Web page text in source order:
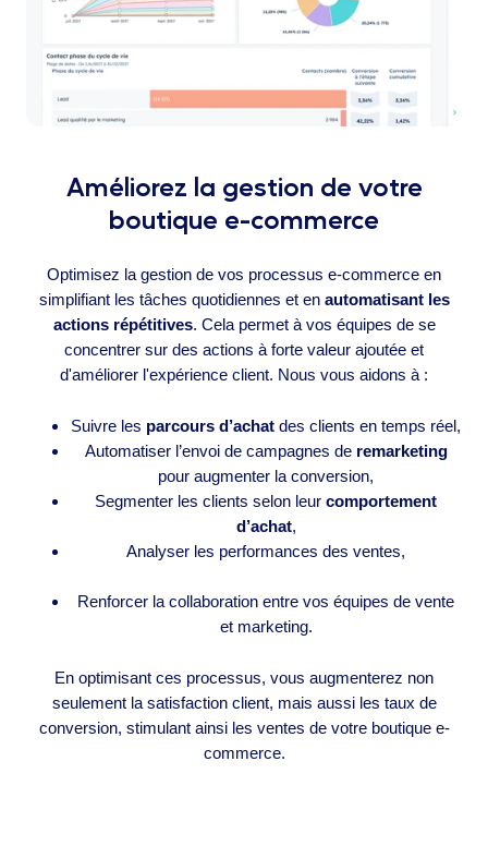
Améliorez la gestion de votre
boutique e-commerce
Optimisez la gestion de vos processus e-commerce en
simplifiant les tâches quotidiennes et en automatisant les
actions répétitives. Cela permet à vos équipes de se
concentrer sur des actions à forte valeur ajoutée et
d'améliorer l'expérience client. Nous vous aidons à :
Suivre les parcours d’achat des clients en temps réel,
Automatiser l’envoi de campagnes de remarketing
pour augmenter la conversion,
Segmenter les clients selon leur comportement
d’achat,
Analyser les performances des ventes,
Renforcer la collaboration entre vos équipes de vente
et marketing.
En optimisant ces processus, vous augmenterez non
seulement la satisfaction client, mais aussi les taux de
conversion, stimulant ainsi les ventes de votre boutique e-
commerce.